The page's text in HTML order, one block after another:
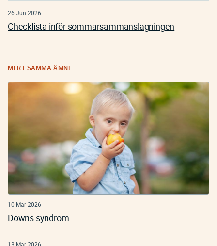
26 Jun 2026
Checklista inför sommarsammanslagningen
MER I SAMMA ÄMNE
10 Mar 2026
Downs syndrom
13 Mar 2026